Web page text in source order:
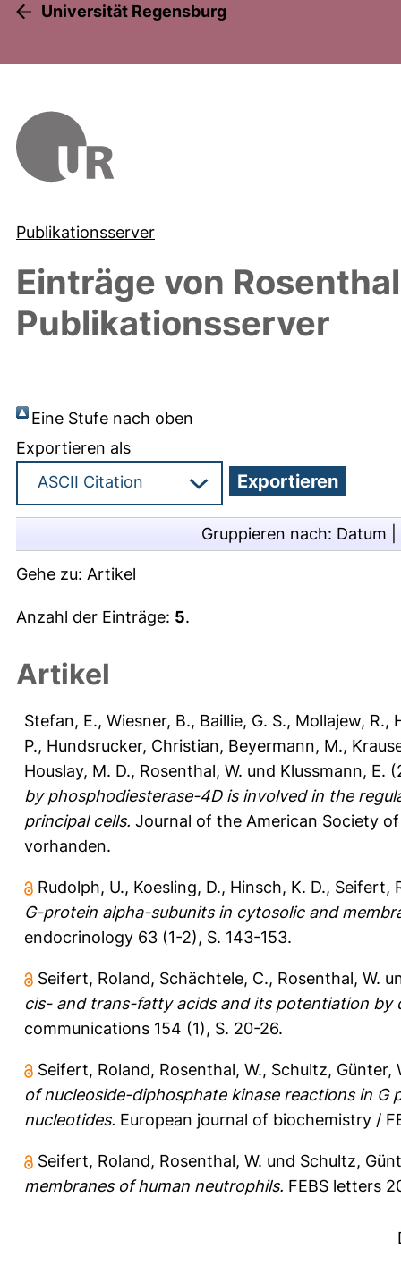
Universität Regensburg
Publikationsserver
Einträge von
Publikationsserver
Eine Stufe nach oben
Exportieren als
Gruppieren nach: Datum
Gehe zu: Artikel
Anzahl der Einträge: 5.
Artikel
Stefan, E., Wiesner, B., Baillie, G. S., Mollajew, R.,
P., Hundsrucker, Christian, Beyermann, M.,
Houslay, M. D., Rosenthal, W. und Klussmann, E.
by phosphodiesterase-4D is involved in the
principal cells. Journal of the American Society
vorhanden.
Rudolph, U., Koesling, D., Hinsch, K. D., Seifert,
G-protein alpha-subunits in cytosolic and
endocrinology 63 (1-2), S. 143-153.
Seifert, Roland, Schächtele, C., Rosenthal, W.
cis- and trans-fatty acids and its potentiation by
communications 154 (1), S. 20-26.
Seifert, Roland, Rosenthal, W., Schultz, Günter,
of nucleoside-diphosphate kinase reactions in G
nucleotides. European journal of biochemistry /
Seifert, Roland, Rosenthal, W. und Schultz,
membranes of human neutrophils. FEBS letters